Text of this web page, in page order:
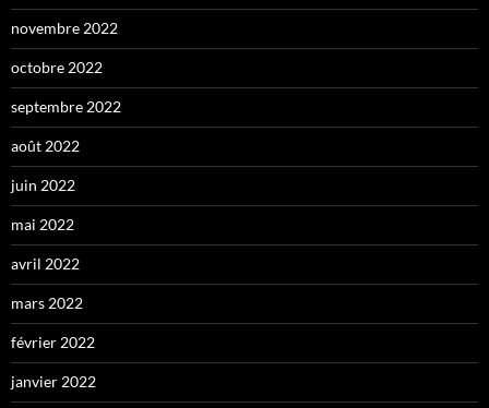
novembre 2022
octobre 2022
septembre 2022
août 2022
juin 2022
mai 2022
avril 2022
mars 2022
février 2022
janvier 2022